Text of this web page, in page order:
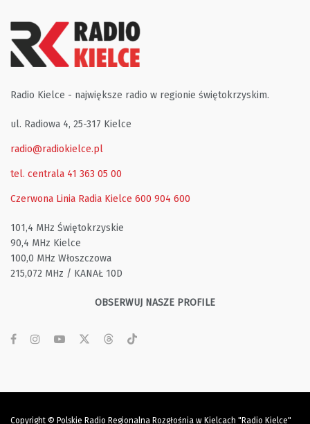
Radio Kielce - największe radio w regionie świętokrzyskim.
ul. Radiowa 4, 25-317 Kielce
radio@radiokielce.pl
tel. centrala 41 363 05 00
Czerwona Linia Radia Kielce 600 904 600
101,4 MHz Świętokrzyskie
90,4 MHz Kielce
100,0 MHz Włoszczowa
215,072 MHz / KANAŁ 10D
OBSERWUJ NASZE PROFILE
Copyright © Polskie Radio Regionalna Rozgłośnia w Kielcach "Radio Kielce"